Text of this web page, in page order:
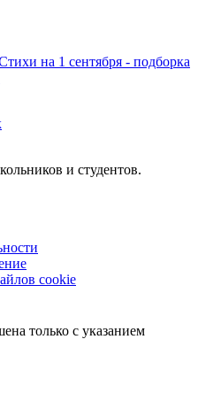
на 1 сентября - подборка
и студентов.
cookie
только с указанием